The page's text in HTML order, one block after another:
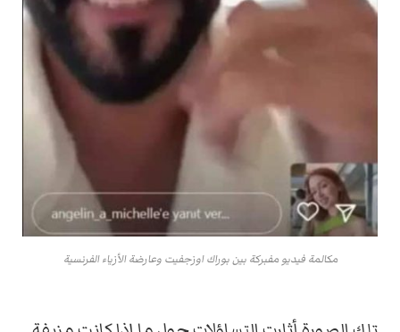
مكالمة فيديو مفبركة بين بوراك اوزجفيت وعارضة الأزياء الفرنسية